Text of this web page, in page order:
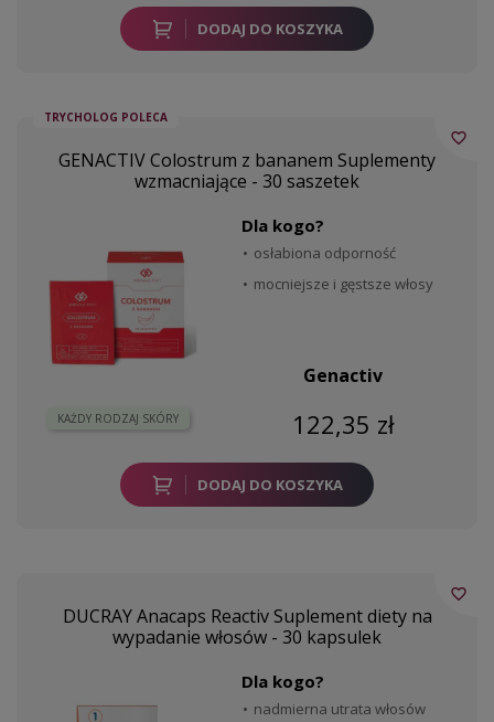
DODAJ DO KOSZYKA
TRYCHOLOG POLECA
GENACTIV Colostrum z bananem Suplementy
wzmacniające - 30 saszetek
KAŻDY RODZAJ SKÓRY
Dla kogo?
osłabiona odporność
mocniejsze i gęstsze włosy
Genactiv
122,35 zł
DODAJ DO KOSZYKA
favorite_border
DUCRAY Anacaps Reactiv Suplement diety na
wypadanie włosów - 30 kapsulek
Dla kogo?
nadmierna utrata włosów
favorite_border